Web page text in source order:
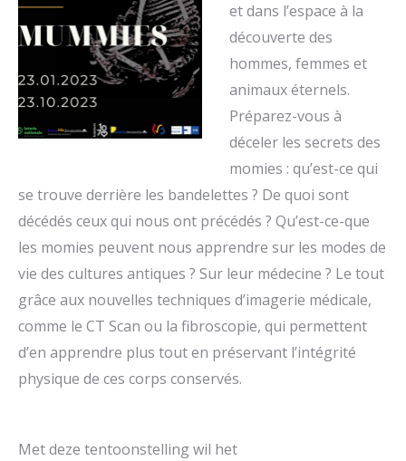
et dans l’espace à la
découverte des
hommes, femmes et
animaux éternels.
Préparez-vous à
déceler les secrets des
momies : qu’est-ce qui
se trouve derrière les bandelettes ? De quoi sont
décédés ceux qui nous ont précédés ? Qu’est-ce-que
les momies peuvent nous apprendre sur les modes de
vie des cultures antiques ? Sur leur médecine ? Le tout
grâce aux nouvelles techniques d’imagerie médicale,
comme le CT Scan ou la fibroscopie, qui permettent
d’en apprendre plus tout en préservant l’intégrité
physique de ces corps conservés.
Met deze tentoonstelling wil het